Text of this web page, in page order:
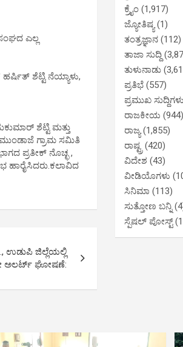
ಎಲ್ಲ
ಹರ್ಷಿತ್ ಶೆಟ್ಟಿ ನೆಯ್ಯಾಳು,
ಶೆಟ್ಟಿ ಮತ್ತು
ಗ್ರಾಮ ಸಮಿತಿ
ಪ್ರತೀಕ್ ನೊಚ್ಛ ,
ಹಾರೈಸಿದರು.ಕಲಾವಿದ
ಉಡುಪಿ ಜಿಲ್ಲೆಯಲ್ಲಿ
ಅಲರ್ಟ್ ಘೋಷಣೆ:
ಕ್ರೈಂ (1,917)
ಜ್ಯೋತಿಷ್ಯ(1)
ತಂತ್ರಜ್ಞಾನ (112)
ತಾಜಾ ಸುದ್ದಿ
ತುಳುನಾಡು
ಪ್ರತಿಭೆ (557)
ಪ್ರಮುಖ ಸುದ್ದಿಗಳು
ರಾಜಕೀಯ (944)
ರಾಜ್ಯ(1,855)
ರಾಷ್ಟ್ರ (420)
ವಿದೇಶ (43)
ವೀಡಿಯೊಗಳು
ಸಿನಿಮಾ (113)
ಸುತ್ತೋಣ ಬನ್ನಿ
ಸ್ಪೆಷಲ್ ಪೋಸ್ಟ್